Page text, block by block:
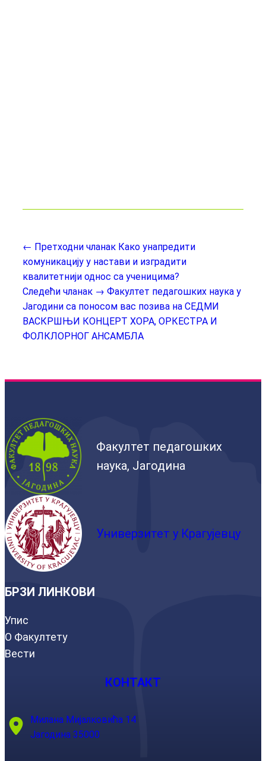
← Претходни чланак Како унапредити
комуникацију у настави и изградити
квалитетнији однос са ученицима?
Следећи чланак → Факултет педагошких наука у
Јагодини са поносом вас позива на СЕДМИ
ВАСКРШЊИ КОНЦЕРТ ХОРА, ОРКЕСТРА И
ФОЛКЛОРНОГ АНСАМБЛА
Факултет педагошких
наука, Јагодина
Универзитет у Крагујевцу
БРЗИ ЛИНКОВИ
Упис
О Факултету
Вести
КОНТАКТ
Милана Мијалковића 14
Јагодина 35000